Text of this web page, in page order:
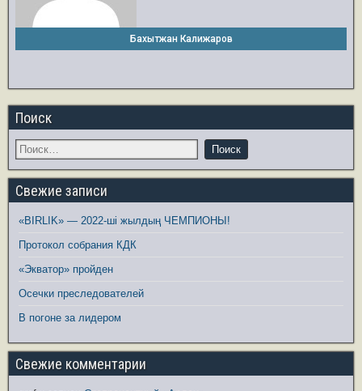
Бахытжан Калижаров
Поиск
Свежие записи
«BIRLIK» — 2022-ші жылдың ЧЕМПИОНЫ!
Протокол собрания КДК
«Экватор» пройден
Осечки преследователей
В погоне за лидером
Свежие комментарии